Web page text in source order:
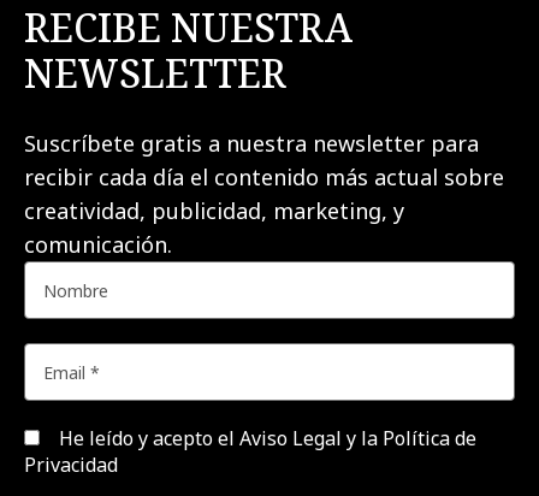
RECIBE NUESTRA
NEWSLETTER
Suscríbete gratis a nuestra newsletter para
recibir cada día el contenido más actual sobre
creatividad, publicidad, marketing, y
comunicación.
He leído y acepto el Aviso Legal y la Política de
Privacidad